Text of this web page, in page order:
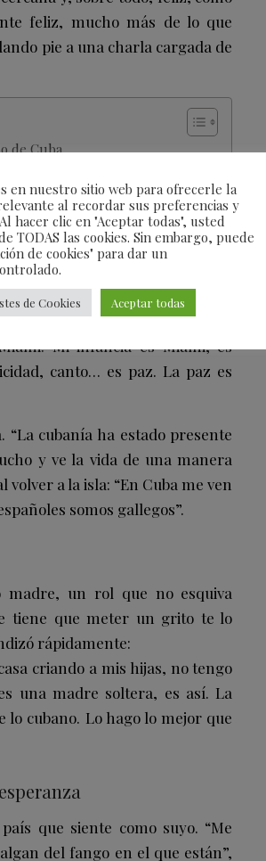
feliz, mucho más de lo que
pie a una charla cargada de
de Cuba
de Cuba
explicado que su infancia no
salieron en la revolución y
Mi infancia es Miami, es
canto… es paz. La paz es
“La cubanía ha estado presente
y ve la vida de una manera
a la isla: “En Cuba me ven
somos gallegos”.
madre, un rol que no esquiva
tiene que meter un grito te lo
rápidamente:
criando a mis hijas, no tengo
una madre soltera, es así. La
cubano. Lo hago lo mejor que
que siente como suyo. “Me
del fango en el que están”,
en nuestro sitio web para ofrecerle la
al recordar sus preferencias y
hacer clic en "Aceptar todas", usted
TODAS las cookies. Sin embargo, puede
de cookies" para dar un
de Cookies Aceptar todas